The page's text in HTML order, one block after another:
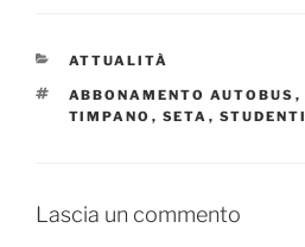
CATEGORIE
ATTUALITÀ
TAG
ABBONAMENTO AUTOBUS ,
TIMPANO , SETA , STUDENTI
Lascia un commento